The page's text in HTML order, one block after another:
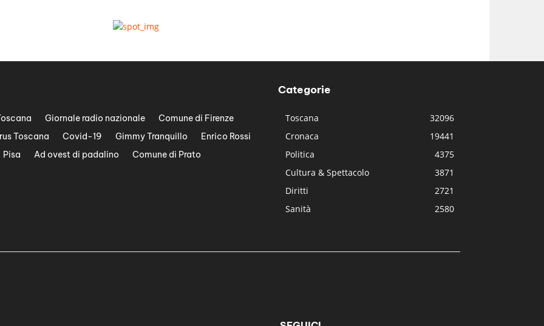
Giornale radio nazionale
Comune di Firenze
Toscana
Covid-19 Gimmy Tranquillo
Enrico Rossi
Pisa
Ad ovest di padalino Comune di Prato
Categorie
Toscana
32096
Cronaca
19441
Politica
4375
Cultura & Spettacolo
3871
Diritti
2721
Sanità
2580